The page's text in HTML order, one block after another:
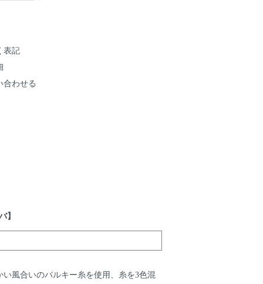
表記
合わせる
】
い風合いのバルキー糸を使用、糸を3色混